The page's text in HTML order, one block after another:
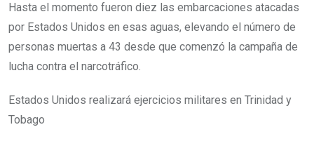
Hasta el momento fueron diez las embarcaciones atacadas
por Estados Unidos en esas aguas, elevando el número de
personas muertas a 43 desde que comenzó la campaña de
lucha contra el narcotráfico.
Estados Unidos realizará ejercicios militares en Trinidad y
Tobago